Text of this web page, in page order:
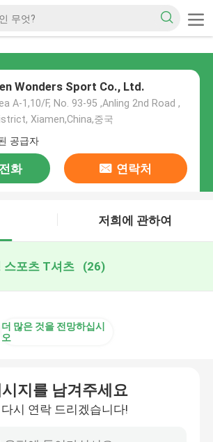
Wonders Sport Co., Ltd.
A-1,10/F, No. 93-95 ,Anling 2nd Road ,
Xiamen,China,중국
공급자
화 연락처
저희에 관하여
스포츠 T셔츠 (26)
더 많은 것을 전망하십시
오
지를 남겨주세요
시 연락 드리겠습니다!